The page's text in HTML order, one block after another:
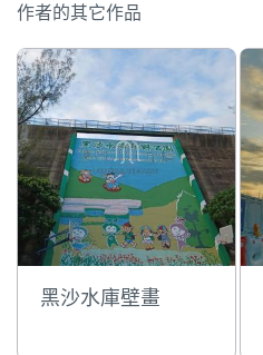
作者的其它作品
黑沙水庫壁畫